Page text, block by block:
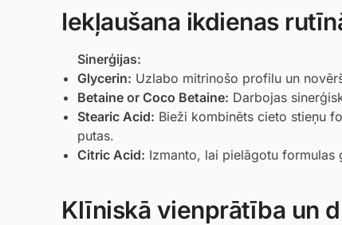
Iekļaušana ikdienas
Sinerģijas:
Glycerin: Uzlabo mitrinošo profilu un
Betaine or Coco Betaine: Darbojas
Stearic Acid: Bieži kombinēts cieto stieņu
putas.
Citric Acid: Izmanto, lai pielāgotu
Klīniskā vienprātība un